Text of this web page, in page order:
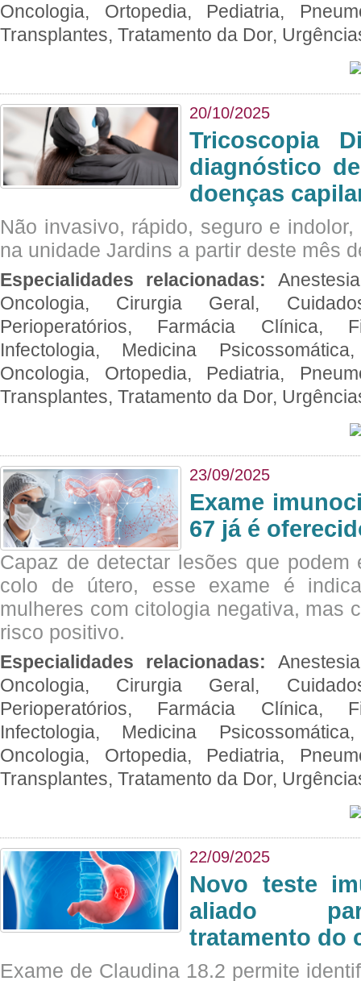
Oncologia, Ortopedia, Pediatria,
Transplantes, Tratamento da Dor,
20/10/2025
Tricoscopia
diagnóstico
doenças
Não invasivo, rápido, seguro e
na unidade Jardins a partir deste mês
Especialidades relacionadas:
Oncologia, Cirurgia Geral,
Perioperatórios, Farmácia Clínica,
Infectologia, Medicina
Oncologia, Ortopedia, Pediatria,
Transplantes, Tratamento da Dor,
23/09/2025
Exame
67 já é
Capaz de detectar lesões que
colo de útero, esse exame é
mulheres com citologia negativa, mas
risco positivo.
Especialidades relacionadas:
Oncologia, Cirurgia Geral,
Perioperatórios, Farmácia Clínica,
Infectologia, Medicina
Oncologia, Ortopedia, Pediatria,
Transplantes, Tratamento da Dor,
22/09/2025
Novo teste
aliado
tratamento do
Exame de Claudina 18.2 permite